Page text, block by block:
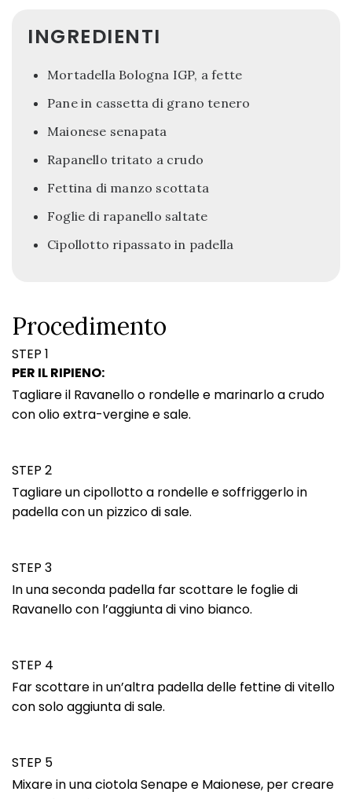
INGREDIENTI
Mortadella Bologna IGP, a fette
Pane in cassetta di grano tenero
Maionese senapata
Rapanello tritato a crudo
Fettina di manzo scottata
Foglie di rapanello saltate
Cipollotto ripassato in padella
Procedimento
STEP 1
PER IL RIPIENO:
Tagliare il Ravanello o rondelle e marinarlo a crudo
con olio extra-vergine e sale.
STEP 2
Tagliare un cipollotto a rondelle e soffriggerlo in
padella con un pizzico di sale.
STEP 3
In una seconda padella far scottare le foglie di
Ravanello con l’aggiunta di vino bianco.
STEP 4
Far scottare in un’altra padella delle fettine di vitello
con solo aggiunta di sale.
STEP 5
Mixare in una ciotola Senape e Maionese, per creare